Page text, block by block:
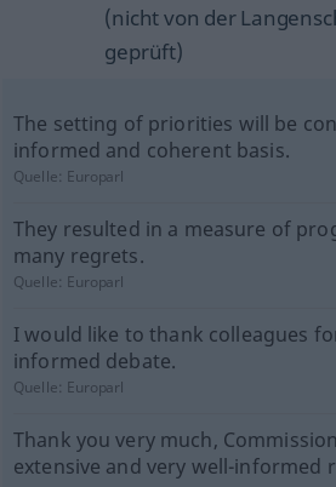
(nicht von der
geprüft)
The setting of priorities will be
informed and coherent basis.
Quelle: Europarl
They resulted in a measure of
many regrets.
Quelle: Europarl
I would like to thank colleagues
informed debate.
Quelle: Europarl
Thank you very much,
extensive and very well-informed